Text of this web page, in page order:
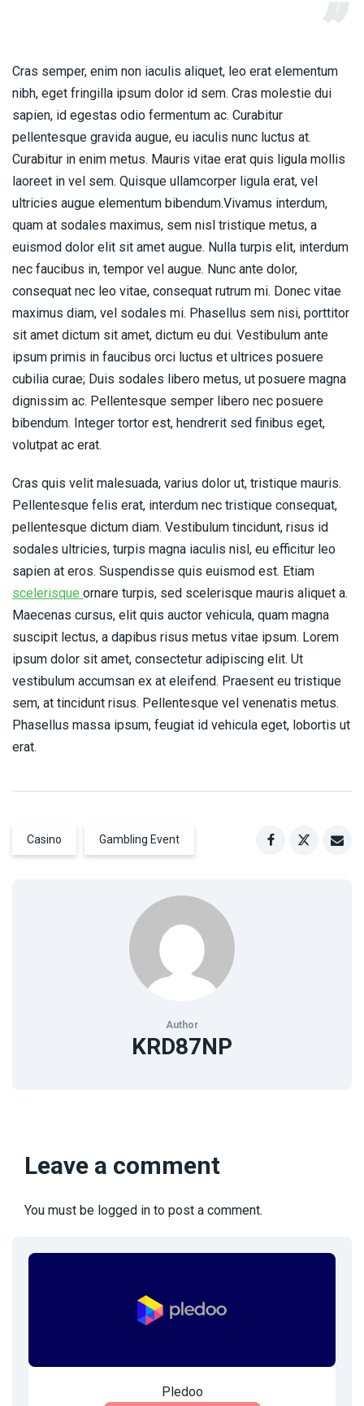
Cras semper, enim non iaculis aliquet, leo erat elementum
nibh, eget fringilla ipsum dolor id sem. Cras molestie dui
sapien, id egestas odio fermentum ac. Curabitur
pellentesque gravida augue, eu iaculis nunc luctus at.
Curabitur in enim metus. Mauris vitae erat quis ligula mollis
laoreet in vel sem. Quisque ullamcorper ligula erat, vel
ultricies augue elementum bibendum.Vivamus interdum,
quam at sodales maximus, sem nisl tristique metus, a
euismod dolor elit sit amet augue. Nulla turpis elit, interdum
nec faucibus in, tempor vel augue. Nunc ante dolor,
consequat nec leo vitae, consequat rutrum mi. Donec vitae
maximus diam, vel sodales mi. Phasellus sem nisi, porttitor
sit amet dictum sit amet, dictum eu dui. Vestibulum ante
ipsum primis in faucibus orci luctus et ultrices posuere
cubilia curae; Duis sodales libero metus, ut posuere magna
dignissim ac. Pellentesque semper libero nec posuere
bibendum. Integer tortor est, hendrerit sed finibus eget,
volutpat ac erat.
Cras quis velit malesuada, varius dolor ut, tristique mauris.
Pellentesque felis erat, interdum nec tristique consequat,
pellentesque dictum diam. Vestibulum tincidunt, risus id
sodales ultricies, turpis magna iaculis nisl, eu efficitur leo
sapien at eros. Suspendisse quis euismod est. Etiam
scelerisque ornare turpis, sed scelerisque mauris aliquet a.
Maecenas cursus, elit quis auctor vehicula, quam magna
suscipit lectus, a dapibus risus metus vitae ipsum. Lorem
ipsum dolor sit amet, consectetur adipiscing elit. Ut
vestibulum accumsan ex at eleifend. Praesent eu tristique
sem, at tincidunt risus. Pellentesque vel venenatis metus.
Phasellus massa ipsum, feugiat id vehicula eget, lobortis ut
erat.
Casino Gambling Event
Author
KRD87NP
Leave a comment
You must be logged in to post a comment.
Pledoo